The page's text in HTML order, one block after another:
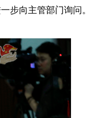
步向主管部门询问。